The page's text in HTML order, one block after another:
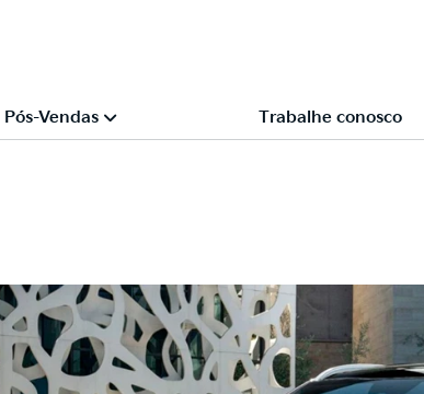
Pós-Vendas Trabalhe conosco